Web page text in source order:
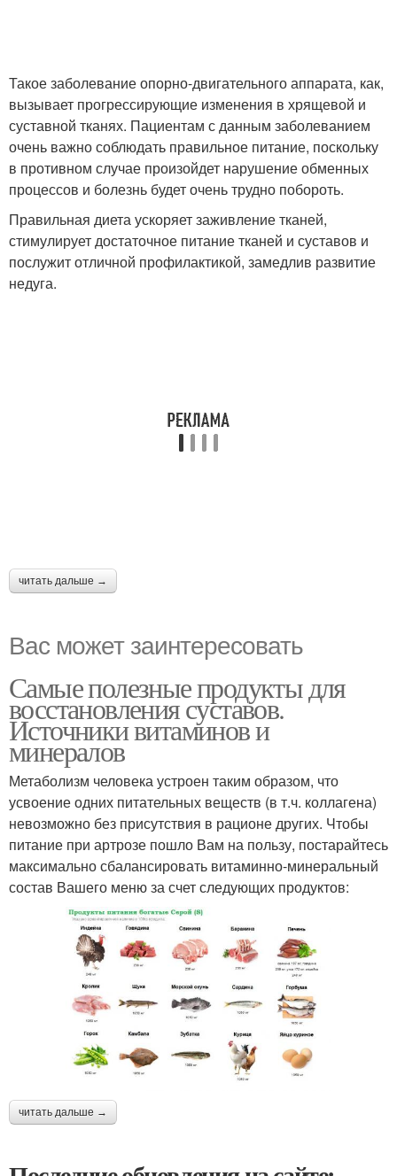
Такое заболевание опорно-двигательного аппарата, как,
вызывает прогрессирующие изменения в хрящевой и
суставной тканях. Пациентам с данным заболеванием
очень важно соблюдать правильное питание, поскольку
в противном случае произойдет нарушение обменных
процессов и болезнь будет очень трудно побороть.
Правильная диета ускоряет заживление тканей,
стимулирует достаточное питание тканей и суставов и
послужит отличной профилактикой, замедлив развитие
недуга.
читать дальше →
Вас может заинтересовать
Самые полезные продукты для
восстановления суставов.
Источники витаминов и
минералов
Метаболизм человека устроен таким образом, что
усвоение одних питательных веществ (в т.ч. коллагена)
невозможно без присутствия в рационе других. Чтобы
питание при артрозе пошло Вам на пользу, постарайтесь
максимально сбалансировать витаминно-минеральный
состав Вашего меню за счет следующих продуктов:
читать дальше →